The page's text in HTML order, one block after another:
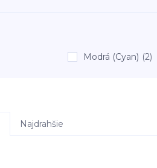
Modrá (Cyan) (2)
Najdrahšie